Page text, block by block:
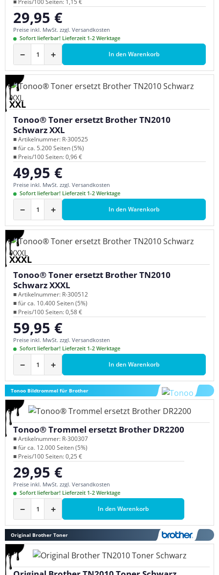
■ Preis/100 Seiten: 1,15 €
Regulärer Preis:
29,95 €
Preise inkl. MwSt. zzgl. Versandkosten
Sofort lieferbar! Lieferzeit 1-2 Werktage
− + In den Warenkorb
XXL
Tonoo® Toner ersetzt Brother TN2010
Schwarz XXL
■ Artikelnummer: R-300525
■ für ca. 5.200 Seiten (5%)
■ Preis/100 Seiten: 0,96 €
Regulärer Preis:
49,95 €
Preise inkl. MwSt. zzgl. Versandkosten
Sofort lieferbar! Lieferzeit 1-2 Werktage
− + In den Warenkorb
XXXL
Tonoo® Toner ersetzt Brother TN2010
Schwarz XXXL
■ Artikelnummer: R-300512
■ für ca. 10.400 Seiten (5%)
■ Preis/100 Seiten: 0,58 €
Regulärer Preis:
59,95 €
Preise inkl. MwSt. zzgl. Versandkosten
Sofort lieferbar! Lieferzeit 1-2 Werktage
− + In den Warenkorb
Tonoo Bildtrommel für Brother
Tonoo® Trommel ersetzt Brother DR2200
■ Artikelnummer: R-300307
■ für ca. 12.000 Seiten (5%)
■ Preis/100 Seiten: 0,25 €
Regulärer Preis:
29,95 €
Preise inkl. MwSt. zzgl. Versandkosten
Sofort lieferbar! Lieferzeit 1-2 Werktage
− + In den Warenkorb
Original Brother Toner